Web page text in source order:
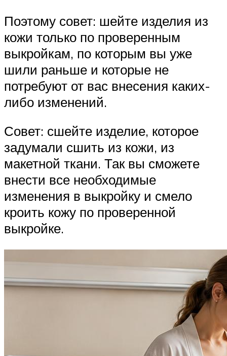
Поэтому совет: шейте изделия из
кожи только по проверенным
выкройкам, по которым вы уже
шили раньше и которые не
потребуют от вас внесения каких-
либо изменений.
Совет: сшейте изделие, которое
задумали сшить из кожи, из
макетной ткани. Так вы сможете
внести все необходимые
изменения в выкройку и смело
кроить кожу по проверенной
выкройке.